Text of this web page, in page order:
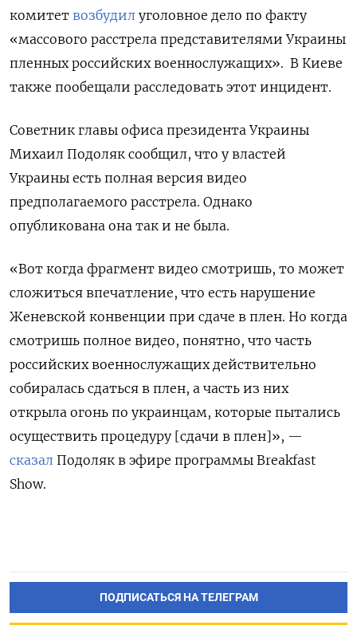
комитет возбудил уголовное дело по факту
«массового расстрела представителями Украины
пленных российских военнослужащих». В Киеве
также пообещали расследовать этот инцидент.
Советник главы офиса президента Украины
Михаил Подоляк сообщил, что у властей
Украины есть полная версия видео
предполагаемого расстрела. Однако
опубликована она так и не была.
«Вот когда фрагмент видео смотришь, то может
сложиться впечатление, что есть нарушение
Женевской конвенции при сдаче в плен. Но когда
смотришь полное видео, понятно, что часть
российских военнослужащих действительно
собиралась сдаться в плен, а часть из них
открыла огонь по украинцам, которые пытались
осуществить процедуру [сдачи в плен]», —
сказал Подоляк в эфире программы Breakfast
Show.
ПОДПИСАТЬСЯ НА ТЕЛЕГРАМ